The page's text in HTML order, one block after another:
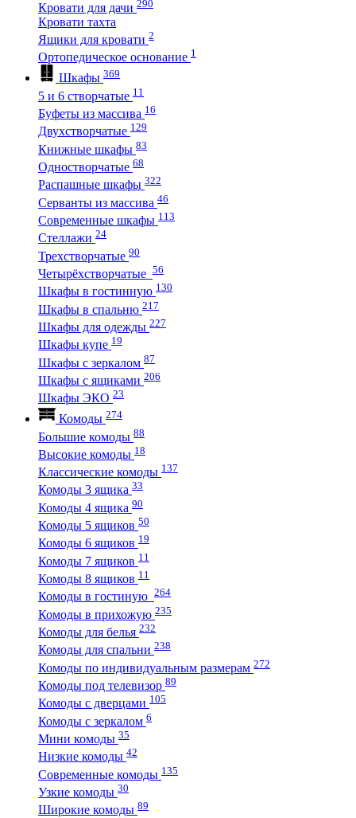
Кровати для дачи 290
Кровати тахта
Ящики для кровати 2
Ортопедическое основание 1
Шкафы 369
5 и 6 створчатые 11
Буфеты из массива 16
Двухстворчатые 129
Книжные шкафы 83
Одностворчатые 68
Распашные шкафы 322
Серванты из массива 46
Современные шкафы 113
Стеллажи 24
Трехстворчатые 90
Четырёхстворчатые 56
Шкафы в гостинную 130
Шкафы в спальню 217
Шкафы для одежды 227
Шкафы купе 19
Шкафы с зеркалом 87
Шкафы с ящиками 206
Шкафы ЭКО 23
Комоды 274
Большие комоды 88
Высокие комоды 18
Классические комоды 137
Комоды 3 ящика 33
Комоды 4 ящика 90
Комоды 5 ящиков 50
Комоды 6 ящиков 19
Комоды 7 ящиков 11
Комоды 8 ящиков 11
Комоды в гостиную 264
Комоды в прихожую 235
Комоды для белья 232
Комоды для спальни 238
Комоды по индивидуальным размерам 272
Комоды под телевизор 89
Комоды с дверцами 105
Комоды с зеркалом 6
Мини комоды 35
Низкие комоды 42
Современные комоды 135
Узкие комоды 30
Широкие комоды 89